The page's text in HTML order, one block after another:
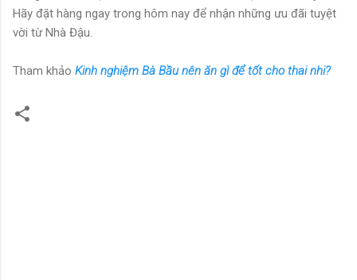
Hãy đặt hàng ngay trong hôm nay để nhận những ưu đãi tuyệt
vời từ Nhà Đậu.
Tham khảo Kinh nghiệm Bà Bầu nên ăn gì để tốt cho thai nhi?